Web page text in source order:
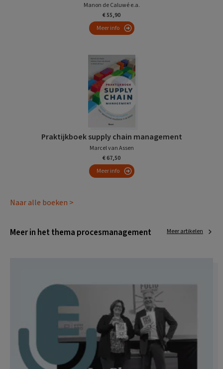
Manon de Caluwé e.a.
€ 55,90
Meer info
Praktijkboek supply chain management
Marcel van Assen
€ 67,50
Meer info
Naar alle boeken >
Meer in het thema procesmanagement Meer artikelen